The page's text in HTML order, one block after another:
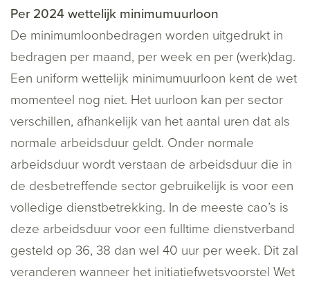
Per 2024 wettelijk minimumuurloon
De minimumloonbedragen worden uitgedrukt in
bedragen per maand, per week en per (werk)dag.
Een uniform wettelijk minimumuurloon kent de wet
momenteel nog niet. Het uurloon kan per sector
verschillen, afhankelijk van het aantal uren dat als
normale arbeidsduur geldt. Onder normale
arbeidsduur wordt verstaan de arbeidsduur die in
de desbetreffende sector gebruikelijk is voor een
volledige dienstbetrekking. In de meeste cao’s is
deze arbeidsduur voor een fulltime dienstverband
gesteld op 36, 38 dan wel 40 uur per week. Dit zal
veranderen wanneer het initiatiefwetsvoorstel Wet